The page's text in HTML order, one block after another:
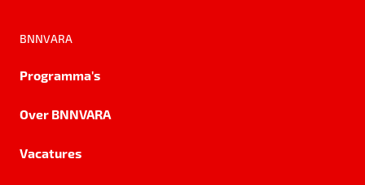
BNNVARA
Programma's
Over BNNVARA
Vacatures